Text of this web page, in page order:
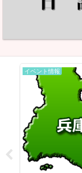
イベント情報